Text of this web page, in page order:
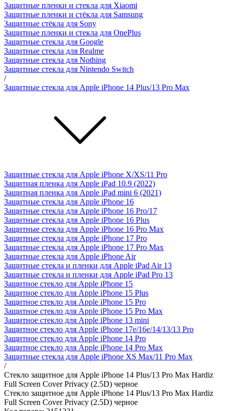
Защитные пленки и стекла для Xiaomi
Защитные пленки и стёкла для Samsung
Защитные стёкла для Sony
Защитные пленки и стекла для OnePlus
Защитные стекла для Google
Защитные стекла для Realme
Защитные стекла для Nothing
Защитные стекла для Nintendo Switch
/
Защитные стекла для Apple iPhone 14 Plus/13 Pro Max
Защитные стекла для Apple iPhone X/XS/11 Pro
Защитная пленка для Apple iPad 10.9 (2022)
Защитная пленка для Apple iPad mini 6 (2021)
Защитные стекла для Apple iPhone 16
Защитные стекла для Apple iPhone 16 Pro/17
Защитные стекла для Apple iPhone 16 Plus
Защитные стекла для Apple iPhone 16 Pro Max
Защитные стекла для Apple iPhone 17 Pro
Защитные стекла для Apple iPhone 17 Pro Max
Защитные стекла для Apple iPhone Air
Защитные стекла и пленки для Apple iPad Air 13
Защитные стекла и пленки для Apple iPad Pro 13
Защитное стекло для Apple iPhone 15
Защитное стекло для Apple iPhone 15 Plus
Защитное стекло для Apple iPhone 15 Pro
Защитное стекло для Apple iPhone 15 Pro Max
Защитное стекло для Apple iPhone 13 mini
Защитное стекло для Apple iPhone 17e/16е/14/13/13 Pro
Защитное стекло для Apple iPhone 14 Pro
Защитное стекло для Apple iPhone 14 Pro Max
Защитные стекла для Apple iPhone XS Max/11 Pro Max
/
Стекло защитное для Apple iPhone 14 Plus/13 Pro Max Hardiz
Full Screen Cover Privacy (2.5D) черное
Стекло защитное для Apple iPhone 14 Plus/13 Pro Max Hardiz
Full Screen Cover Privacy (2.5D) черное